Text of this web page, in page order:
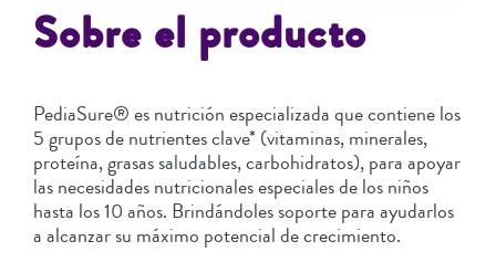
Sobre el producto
PediaSure® es nutrición especializada que contiene los
5 grupos de nutrientes clave* (vitaminas, minerales,
proteína, grasas saludables, carbohidratos), para apoyar
las necesidades nutricionales especiales de los niños
hasta los 10 años. Brindándoles soporte para ayudarlos
a alcanzar su máximo potencial de crecimiento.